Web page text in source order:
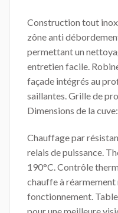
Construction tout
zône anti
permettant un
entretien facile.
façade intégrés au
saillantes. Grille de
Dimensions de la
Chauffage par
relais de puissance.
190°C. Contrôle
chauffe à réarmement
fonctionnement.